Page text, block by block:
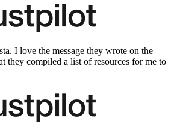
I love the message they wrote on the
they compiled a list of resources for me to